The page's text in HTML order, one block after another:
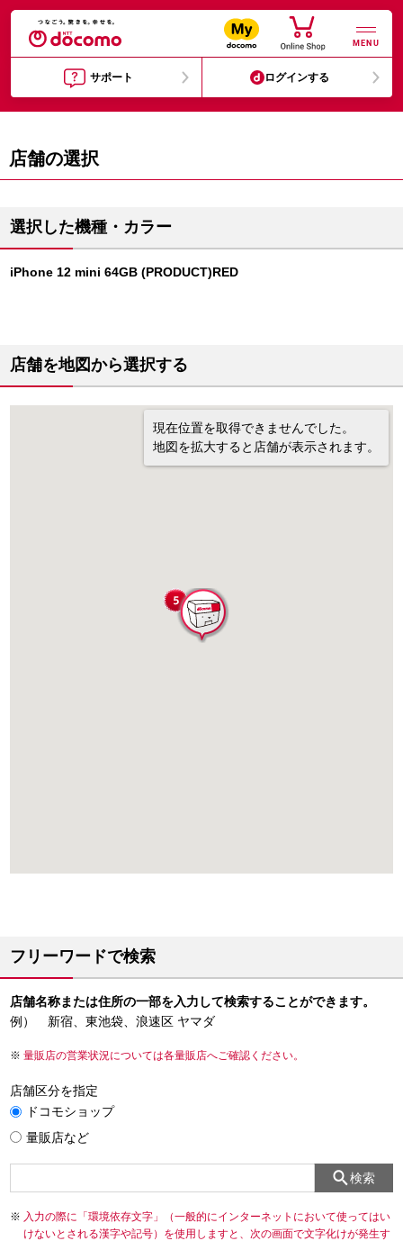
MENU
サポート ログインする
店舗の選択
選択した機種・カラー
iPhone 12 mini 64GB (PRODUCT)RED
店舗を地図から選択する
現在位置を取得できませんでした。
地図を拡大すると店舗が表示されます。
フリーワードで検索
店舗名称または住所の一部を入力して検索することができます。
例） 新宿、東池袋、浪速区 ヤマダ
量販店の営業状況については各量販店へご確認ください。
店舗区分を指定
ドコモショップ
量販店など
検索
入力の際に「環境依存文字」（一般的にインターネットにおいて使ってはい
けないとされる漢字や記号）を使用しますと、次の画面で文字化けが発生す